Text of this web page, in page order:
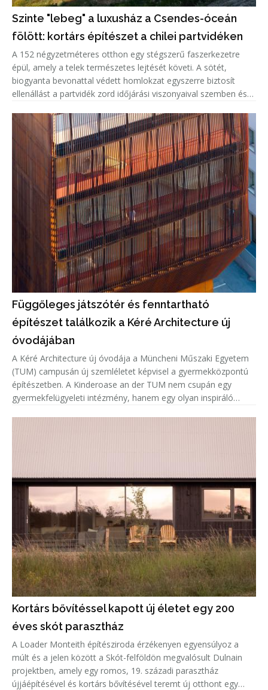
Szinte "lebeg" a luxusház a Csendes-óceán
fölött: kortárs építészet a chilei partvidéken
A 152 négyzetméteres otthon egy stégszerű faszerkezetre
épül, amely a telek természetes lejtését követi. A sötét,
biogyanta bevonattal védett homlokzat egyszerre biztosít
ellenállást a partvidék zord időjárási viszonyaival szemben és
világ
Függőleges játszótér és fenntartható
építészet találkozik a Kéré Architecture új
óvodájában
A Kéré Architecture új óvodája a Müncheni Műszaki Egyetem
(TUM) campusán új szemléletet képvisel a gyermekközpontú
építészetben. A Kinderoase an der TUM nem csupán egy
gyermekfelügyeleti intézmény, hanem egy olyan inspiráló
Kortárs bővítéssel kapott új életet egy 200
éves skót parasztház
A Loader Monteith építésziroda érzékenyen egyensúlyoz a
múlt és a jelen között a Skót-felföldön megvalósult Dulnain
projektben, amely egy romos, 19. századi parasztház
újjáépítésével és kortárs bővítésével teremt új otthont egy